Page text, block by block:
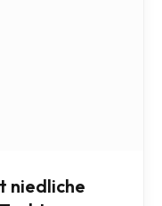
niedliche